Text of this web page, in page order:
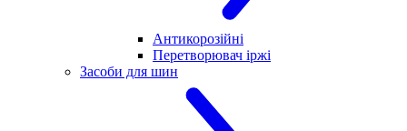
Антикорозійні
Перетворювач іржі
Засоби для шин